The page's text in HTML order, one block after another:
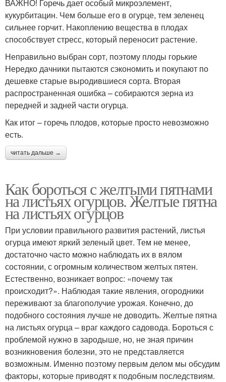
ВАЖНО! Горечь дает особый микроэлемент,
кукурбитацин. Чем больше его в огурце, тем зеленец
сильнее горчит. Накоплению вещества в плодах
способствует стресс, который переносит растение.
Неправильно выбран сорт, поэтому плоды горькие
Нередко дачники пытаются сэкономить и покупают по
дешевке старые выродившиеся сорта. Вторая
распространенная ошибка – собираются зерна из
передней и задней части огурца.
Как итог – горечь плодов, которые просто невозможно
есть.
читать дальше →
Как бороться с желтыми пятнами
на листьях огурцов. Желтые пятна
на листьях огурцов
При условии правильного развития растений, листья
огурца имеют яркий зеленый цвет. Тем не менее,
достаточно часто можно наблюдать их в вялом
состоянии, с огромным количеством желтых пятен.
Естественно, возникает вопрос: «почему так
происходит?». Наблюдая такие явления, огородники
переживают за благополучие урожая. Конечно, до
подобного состояния лучше не доводить. Желтые пятна
на листьях огурца – враг каждого садовода. Бороться с
проблемой нужно в зародыше, но, не зная причин
возникновения болезни, это не представляется
возможным. Именно поэтому первым делом мы обсудим
факторы, которые приводят к подобным последствиям.